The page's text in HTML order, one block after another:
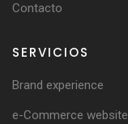
Contacto
SERVICIOS
Brand experience
e-Commerce website